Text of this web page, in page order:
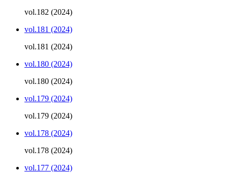
vol.182 (2024)
vol.181 (2024)
vol.181 (2024)
vol.180 (2024)
vol.180 (2024)
vol.179 (2024)
vol.179 (2024)
vol.178 (2024)
vol.178 (2024)
vol.177 (2024)